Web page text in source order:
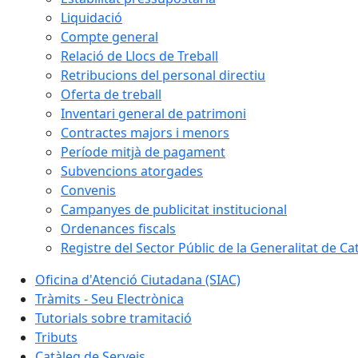
Liquidació
Compte general
Relació de Llocs de Treball
Retribucions del personal directiu
Oferta de treball
Inventari general de patrimoni
Contractes majors i menors
Període mitjà de pagament
Subvencions atorgades
Convenis
Campanyes de publicitat institucional
Ordenances fiscals
Registre del Sector Públic de la Generalitat de
Oficina d'Atenció Ciutadana (SIAC)
Tràmits - Seu Electrònica
Tutorials sobre tramitació
Tributs